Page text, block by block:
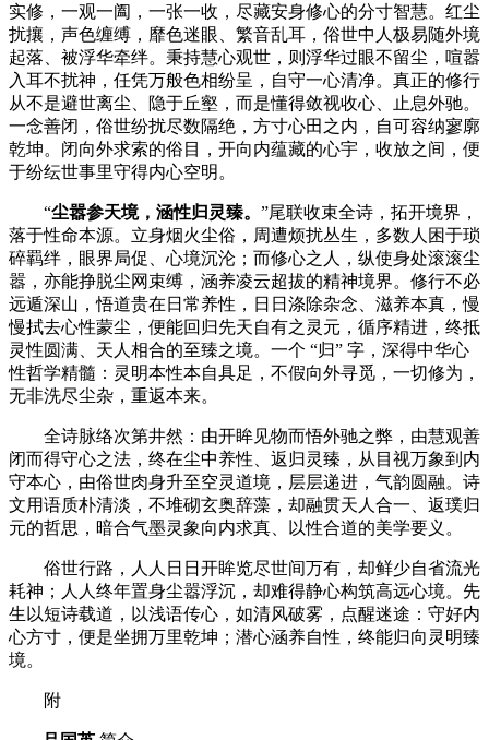
实修，一观一阖，一张一收，尽藏安身修心的分寸智慧。红尘
扰攘，声色缠缚，靡色迷眼、繁音乱耳，俗世中人极易随外境
起落、被浮华牵绊。秉持慧心观世，则浮华过眼不留尘，喧嚣
入耳不扰神，任凭万般色相纷呈，自守一心清净。真正的修行
从不是避世离尘、隐于丘壑，而是懂得敛视收心、止息外驰。
一念善闭，俗世纷扰尽数隔绝，方寸心田之内，自可容纳寥廓
乾坤。闭向外求索的俗目，开向内蕴藏的心宇，收放之间，便
于纷纭世事里守得内心空明。
“尘嚣参天境，涵性归灵臻。 ”尾联收束全诗，拓开境界，
落于性命本源。立身烟火尘俗，周遭烦扰丛生，多数人困于琐
碎羁绊，眼界局促、心境沉沦；而修心之人，纵使身处滚滚尘
嚣，亦能挣脱尘网束缚，涵养凌云超拔的精神境界。修行不必
远遁深山，悟道贵在日常养性，日日涤除杂念、滋养本真，慢
慢拭去心性蒙尘，便能回归先天自有之灵元，循序精进，终抵
灵性圆满、天人相合的至臻之境。一个 “归” 字，深得中华心
性哲学精髓：灵明本性本自具足，不假向外寻觅，一切修为，
无非洗尽尘杂，重返本来。
全诗脉络次第井然：由开眸见物而悟外驰之弊，由慧观善
闭而得守心之法，终在尘中养性、返归灵臻，从目视万象到内
守本心，由俗世肉身升至空灵道境，层层递进，气韵圆融。诗
文用语质朴清淡，不堆砌玄奥辞藻，却融贯天人合一、返璞归
元的哲思，暗合气墨灵象向内求真、以性合道的美学要义。
俗世行路，人人日日开眸览尽世间万有，却鲜少自省流光
耗神；人人终年置身尘嚣浮沉，却难得静心构筑高远心境。先
生以短诗载道，以浅语传心，如清风破雾，点醒迷途：守好内
心方寸，便是坐拥万里乾坤；潜心涵养自性，终能归向灵明臻
境。
附